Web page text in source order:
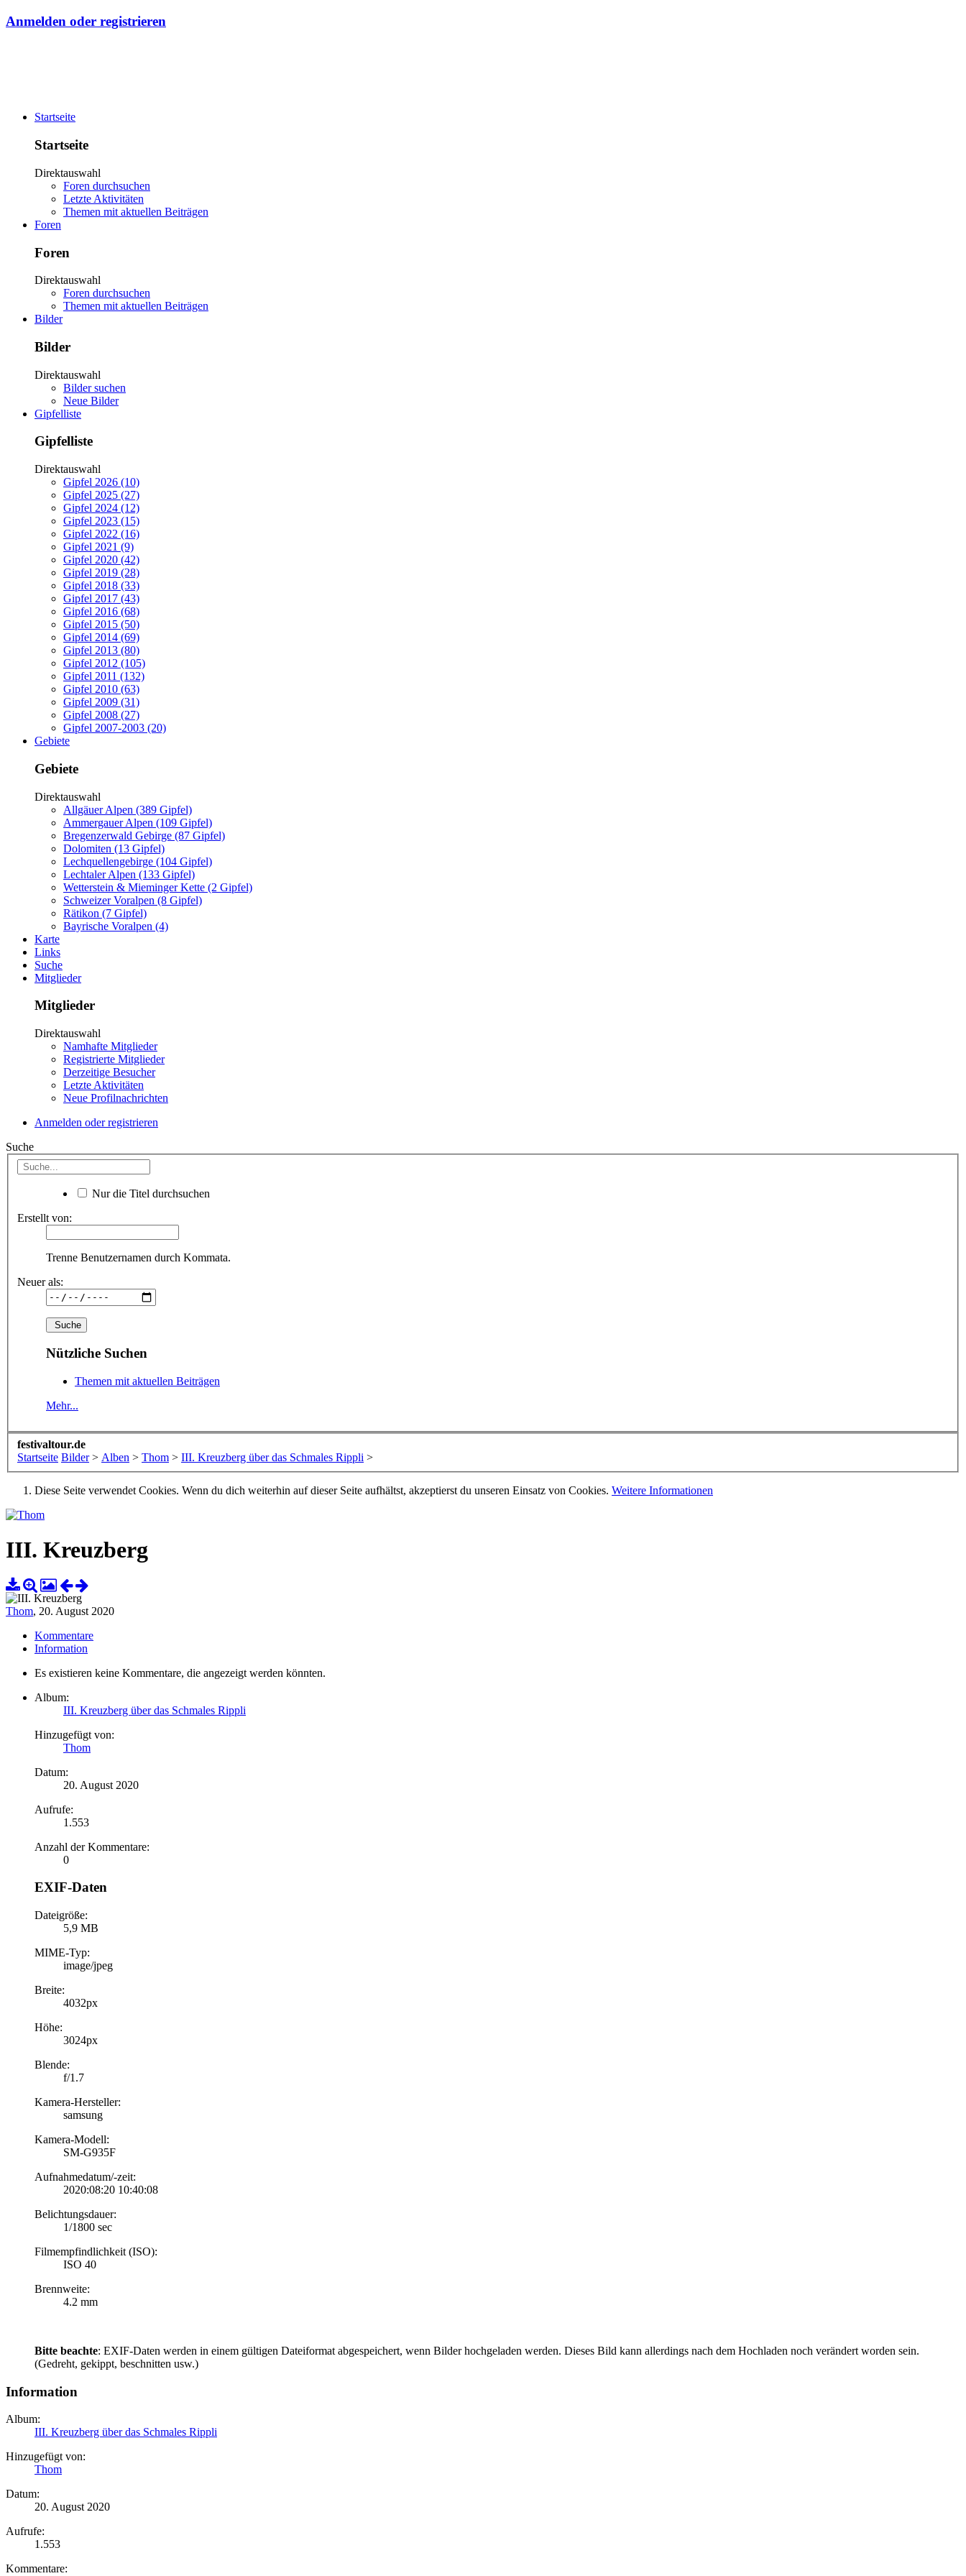
Anmelden oder registrieren
Startseite
Startseite
Direktauswahl
Foren durchsuchen
Letzte Aktivitäten
Themen mit aktuellen Beiträgen
Foren
Foren
Direktauswahl
Foren durchsuchen
Themen mit aktuellen Beiträgen
Bilder
Bilder
Direktauswahl
Bilder suchen
Neue Bilder
Gipfelliste
Gipfelliste
Direktauswahl
Gipfel 2026 (10)
Gipfel 2025 (27)
Gipfel 2024 (12)
Gipfel 2023 (15)
Gipfel 2022 (16)
Gipfel 2021 (9)
Gipfel 2020 (42)
Gipfel 2019 (28)
Gipfel 2018 (33)
Gipfel 2017 (43)
Gipfel 2016 (68)
Gipfel 2015 (50)
Gipfel 2014 (69)
Gipfel 2013 (80)
Gipfel 2012 (105)
Gipfel 2011 (132)
Gipfel 2010 (63)
Gipfel 2009 (31)
Gipfel 2008 (27)
Gipfel 2007-2003 (20)
Gebiete
Gebiete
Direktauswahl
Allgäuer Alpen (389 Gipfel)
Ammergauer Alpen (109 Gipfel)
Bregenzerwald Gebirge (87 Gipfel)
Dolomiten (13 Gipfel)
Lechquellengebirge (104 Gipfel)
Lechtaler Alpen (133 Gipfel)
Wetterstein & Mieminger Kette (2 Gipfel)
Schweizer Voralpen (8 Gipfel)
Rätikon (7 Gipfel)
Bayrische Voralpen (4)
Karte
Links
Suche
Mitglieder
Mitglieder
Direktauswahl
Namhafte Mitglieder
Registrierte Mitglieder
Derzeitige Besucher
Letzte Aktivitäten
Neue Profilnachrichten
Anmelden oder registrieren
Suche
Nur die Titel durchsuchen
Erstellt von:
Trenne Benutzernamen durch Kommata.
Neuer als:
Nützliche Suchen
Themen mit aktuellen Beiträgen
Mehr...
festivaltour.de
Startseite Bilder > Alben > Thom > III. Kreuzberg über das Schmales Rippli >
Diese Seite verwendet Cookies. Wenn du dich weiterhin auf dieser Seite aufhältst, akzeptierst du unseren Einsatz von Cookies. Weitere Informationen
III. Kreuzberg
Thom, 20. August 2020
Kommentare
Information
Es existieren keine Kommentare, die angezeigt werden könnten.
Album:
III. Kreuzberg über das Schmales Rippli
Hinzugefügt von:
Thom
Datum:
20. August 2020
Aufrufe:
1.553
Anzahl der Kommentare:
0
EXIF-Daten
Dateigröße:
5,9 MB
MIME-Typ:
image/jpeg
Breite:
4032px
Höhe:
3024px
Blende:
f/1.7
Kamera-Hersteller:
samsung
Kamera-Modell:
SM-G935F
Aufnahmedatum/-zeit:
2020:08:20 10:40:08
Belichtungsdauer:
1/1800 sec
Filmempfindlichkeit (ISO):
ISO 40
Brennweite:
4.2 mm
Bitte beachte: EXIF-Daten werden in einem gültigen Dateiformat abgespeichert, wenn Bilder hochgeladen werden. Dieses Bild kann allerdings nach dem Hochladen noch verändert worden sein.
(Gedreht, gekippt, beschnitten usw.)
Information
Album:
III. Kreuzberg über das Schmales Rippli
Hinzugefügt von:
Thom
Datum:
20. August 2020
Aufrufe:
1.553
Kommentare: